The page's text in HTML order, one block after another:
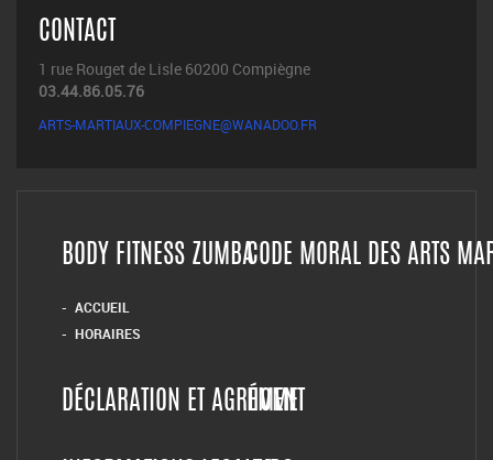
CONTACT
1 rue Rouget de Lisle 60200 Compiègne
03.44.86.05.76
ARTS-MARTIAUX-COMPIEGNE@WANADOO.FR
BODY FITNESS ZUMBA
ACCUEIL
HORAIRES
CODE MORAL DES ARTS
DÉCLARATION ET AGRÉMENT
HOME